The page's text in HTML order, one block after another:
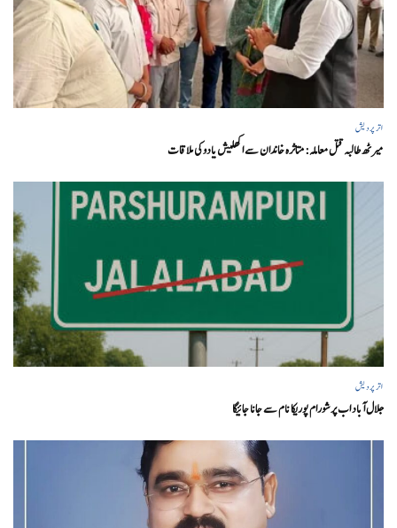
اتر پردیش
میرٹھ طالبہ قتل معاملہ: متاثرہ خاندان سے اکھلیش یادوکی ملاقات
اتر پردیش
جلال آباد اب پرشورام پوریکا نام سے جانا جائیگا